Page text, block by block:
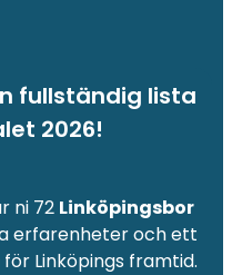
fullständig lista
2026!
ni 72 Linköpingsbor
erfarenheter och ett
Linköpings framtid.